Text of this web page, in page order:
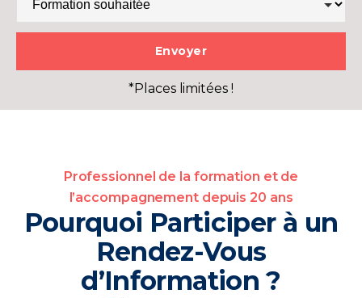
Envoyer
*Places limitées !
Professionnel de la formation et de
l’accompagnement depuis 20 ans
Pourquoi Participer à un
Rendez-Vous
d’Information ?